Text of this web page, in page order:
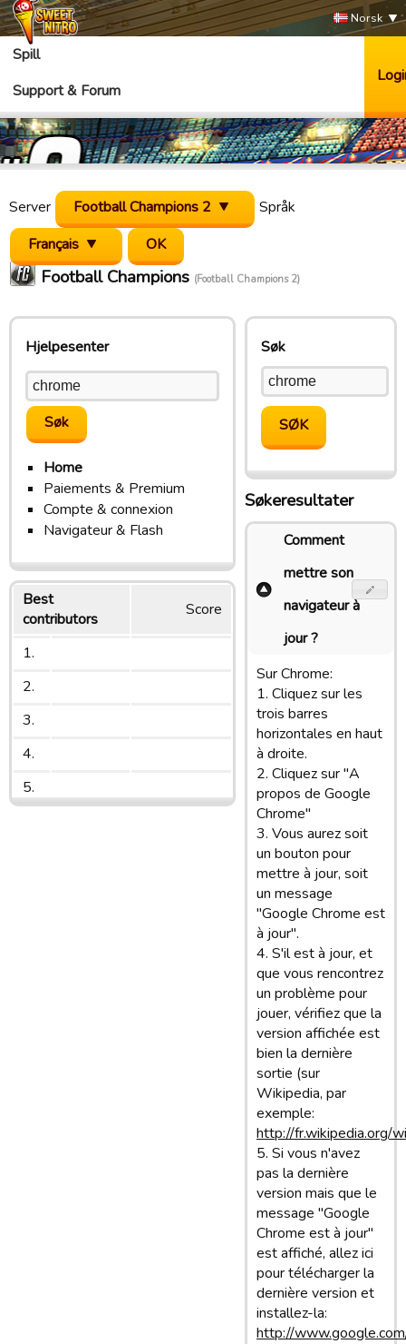
Norsk
Spill
Support & Forum
Server Football Champions 2
Språk
Français
Football Champions (Football Champions 2)
Hjelpesenter
Home
Paiements & Premium
Compte & connexion
Navigateur & Flash
Best
contributors
Score
1.
2.
3.
4.
5.
Søk
Søkeresultater
Comment
mettre son
navigateur à
jour ?
Sur Chrome:
1. Cliquez sur les
trois barres
horizontales en haut
à droite.
2. Cliquez sur "A
propos de Google
Chrome"
3. Vous aurez soit
un bouton pour
mettre à jour, soit
un message
"Google Chrome est
à jour".
4. S'il est à jour, et
que vous rencontrez
un problème pour
jouer, vérifiez que la
version affichée est
bien la dernière
sortie (sur
Wikipedia, par
exemple:
http://fr.wikipedia.org/
5. Si vous n'avez
pas la dernière
version mais que le
message "Google
Chrome est à jour"
est affiché, allez ici
pour télécharger la
dernière version et
installez-la:
http://